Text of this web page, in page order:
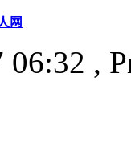
网
06:32 ,